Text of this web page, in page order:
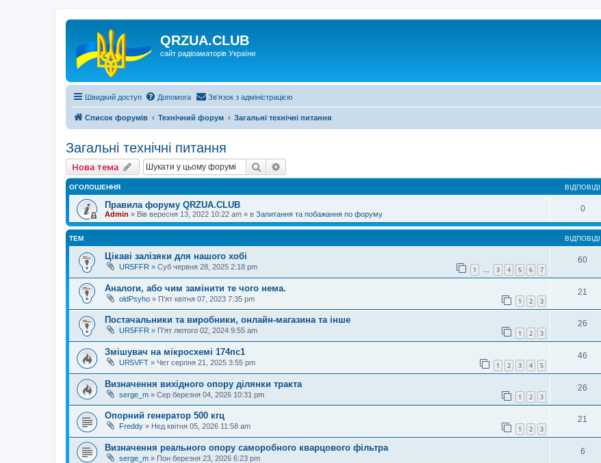
QRZUA.CLUB
сайт радіоаматорів України
Швидкий доступ Допомога Зв'язок з адміністрацією
Список форумів Технічний форум Загальні технічні питання
Загальні технічні питання
Нова тема Пошук
ОГОЛОШЕННЯ ВІДПОВІДІ
Правила форуму QRZUA.CLUB
Admin » Вів вересня 13, 2022 10:22 am » в Запитання та побажання по форуму
0
ТЕМ ВІДПОВІДІ
Цікаві залізяки для нашого хобі
UR5FFR » Суб червня 28, 2025 2:18 pm 1 … 3 4 5 6 7
60
Аналоги, або чим замінити те чого нема.
oldPsyho » П'ят квітня 07, 2023 7:35 pm 1 2 3
21
Постачальники та виробники, онлайн-магазина та інше
UR5FFR » П'ят лютого 02, 2024 9:55 am 1 2 3
26
Змішувач на мікросхемі 174пс1
UR5VFT » Чет серпня 21, 2025 3:55 pm 1 2 3 4 5
46
Визначення вихідного опору ділянки тракта
serge_m » Сер березня 04, 2026 10:31 pm 1 2 3
26
Опорний генератор 500 кгц
Freddy » Нед квітня 05, 2026 11:58 am 1 2 3
21
Визначення реального опору саморобного кварцового фільтра
serge_m » Пон березня 23, 2026 6:23 pm
6